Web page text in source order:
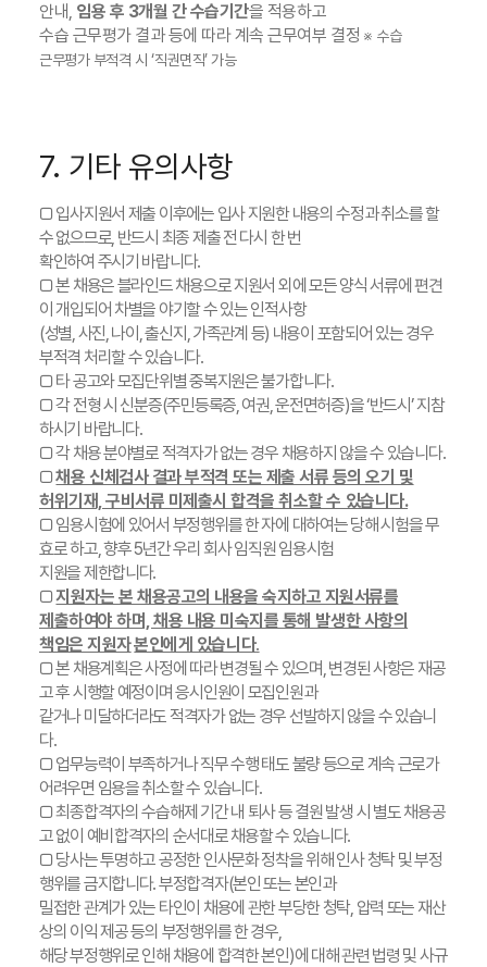
안내, 임용 후 3개월 간 수습기간을 적용하고
수습 근무평가 결과 등에 따라 계속 근무여부 결정 ※ 수습
근무평가 부적격 시 ‘직권면직’ 가능
7. 기타 유의사항
□ 입사지원서 제출 이후에는 입사 지원한 내용의 수정과 취소를 할
수 없으므로, 반드시 최종 제출 전 다시 한 번
확인하여 주시기 바랍니다.
□ 본 채용은 블라인드 채용으로 지원서 외에 모든 양식 서류에 편견
이 개입되어 차별을 야기할 수 있는 인적사항
(성별, 사진, 나이, 출신지, 가족관계 등) 내용이 포함되어 있는 경우
부적격 처리할 수 있습니다.
□ 타 공고와 모집단위별 중복지원은 불가합니다.
□ 각 전형 시 신분증(주민등록증, 여권, 운전면허증)을 ‘반드시’ 지참
하시기 바랍니다.
□ 각 채용 분야별로 적격자가 없는 경우 채용하지 않을 수 있습니다.
□채용 신체검사 결과 부적격 또는 제출 서류 등의 오기 및
허위기재, 구비서류 미제출시 합격을 취소할 수 있습니다.
□ 임용시험에 있어서 부정행위를 한 자에 대하여는 당해 시험을 무
효로 하고, 향후 5년간 우리 회사 임직원 임용시험
지원을 제한합니다.
□지원자는 본 채용공고의 내용을 숙지하고 지원서류를
제출하여야 하며, 채용 내용 미숙지를 통해 발생한 사항의
책임은 지원자본인에게 있습니다.
□ 본 채용계획은 사정에 따라 변경될 수 있으며, 변경된 사항은 재공
고 후 시행할 예정이며 응시인원이 모집인원과
같거나 미달하더라도 적격자가 없는 경우 선발하지 않을 수 있습니
다.
□ 업무능력이 부족하거나 직무 수행 태도 불량 등으로 계속 근로가
어려우면 임용을 취소할 수 있습니다.
□ 최종합격자의 수습해제 기간 내 퇴사 등 결원 발생 시 별도 채용공
고 없이 예비합격자의 순서대로 채용할 수 있습니다.
□ 당사는 투명하고 공정한 인사문화 정착을 위해 인사 청탁 및 부정
행위를 금지합니다. 부정합격자(본인 또는 본인과
밀접한 관계가 있는 타인이 채용에 관한 부당한 청탁, 압력 또는 재산
상의 이익 제공 등의 부정행위를 한 경우,
해당 부정행위로 인해 채용에 합격한 본인)에 대해 관련 법령 및 사규